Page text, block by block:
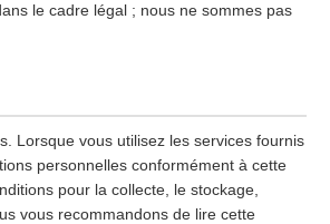
le cadre légal ; nous ne sommes pas
Lorsque vous utilisez les services fournis
personnelles conformément à cette
pour la collecte, le stockage,
vous recommandons de lire cette